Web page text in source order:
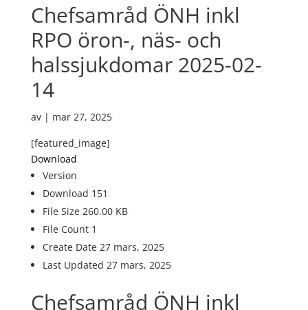
Chefsamråd ÖNH inkl
RPO öron-, näs- och
halssjukdomar 2025-02-
14
av | mar 27, 2025
[featured_image]
Download
Version
Download 151
File Size 260.00 KB
File Count 1
Create Date 27 mars, 2025
Last Updated 27 mars, 2025
Chefsamråd ÖNH inkl